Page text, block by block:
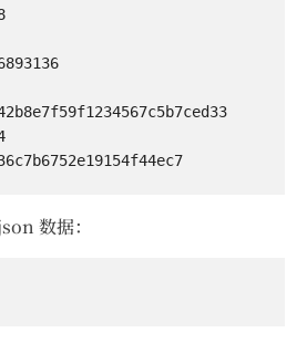
数据：